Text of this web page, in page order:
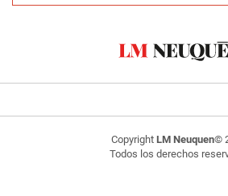
Copyright LM Neuquen©
Todos los derechos